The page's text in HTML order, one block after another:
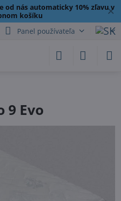
✕
od nás automaticky 10% zľavu v
košíku
Panel používateľa
9 Evo